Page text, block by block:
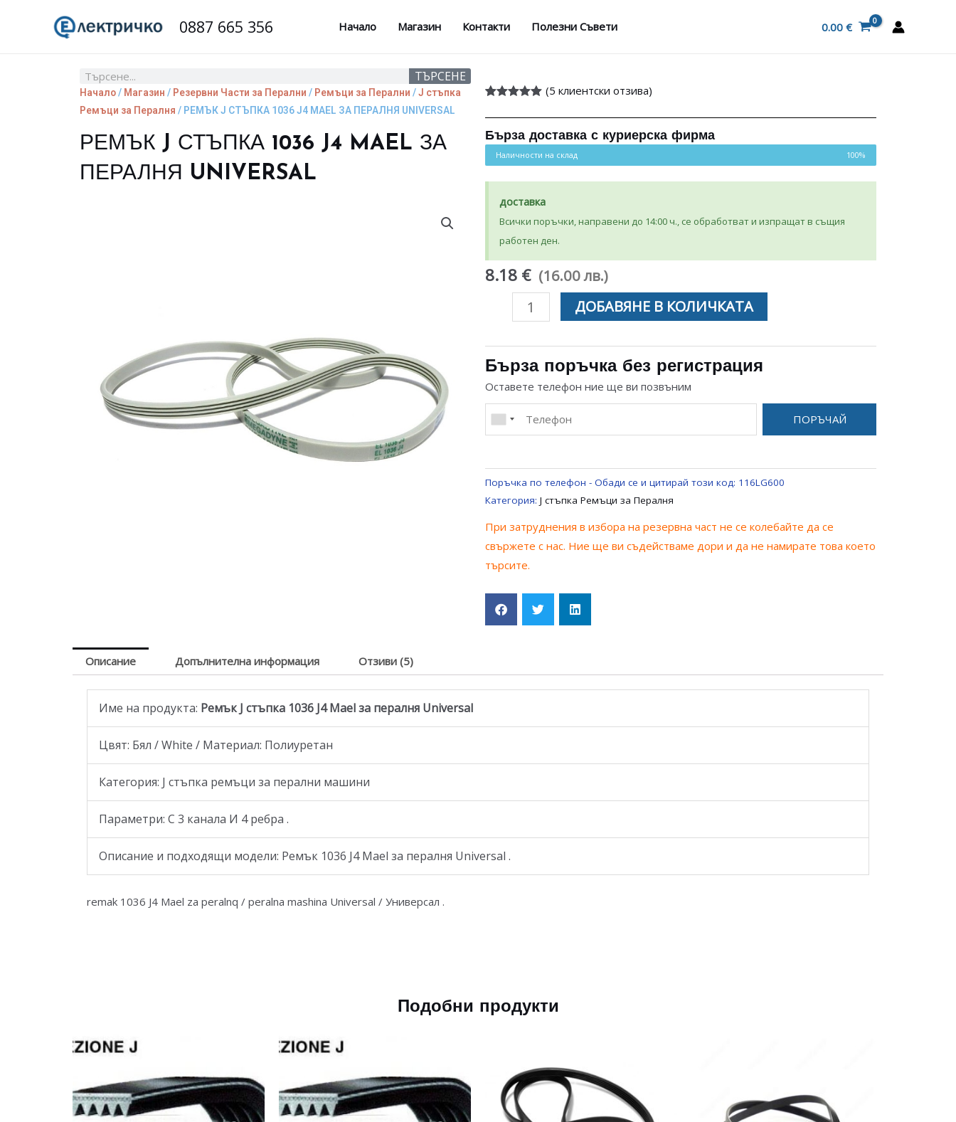
0887 665 356 Начало Магазин Контакти Полезни Съвети 0.00 €
Search ТЪРСЕНЕ
Начало/ Магазин / Резервни Части за Перални / Ремъци за Перални /J стъпка
Ремъци за Пералня / РЕМЪК J СТЪПКА 1036 J4 MAEL ЗА ПЕРАЛНЯ UNIVERSAL
РЕМЪК J СТЪПКА 1036 J4 MAEL ЗА
ПЕРАЛНЯ UNIVERSAL
от 5,
потребителски
(5 клиентски отзива)
Бърза доставка с куриерска фирма
Наличности на склад 100%
доставка
Всички поръчки, направени до 14:00 ч., се обработват и изпращат в същия
работен ден.
8.18 € (16.00 лв.)
количество
J
СТЪПКА
J4
MAEL
ДОБАВЯНЕ В КОЛИЧКАТА
Бърза поръчка без регистрация
Оставете телефон ние ще ви позвъним
ПОРЪЧАЙ
Поръчка по телефон - Обади се и цитирай този код: 116LG600
Категория: J стъпка Ремъци за Пералня
При затруднения в избора на резервна част не се колебайте да се
свържете с нас. Ние ще ви съдействаме дори и да не намирате това което
търсите.
Описание Допълнителна информация Отзиви (5)
Име на продукта: Ремък J стъпка 1036 J4 Mael за пералня Universal
Цвят: Бял / White / Материал: Полиуретан
Категория: J стъпка ремъци за перални машини
Параметри: С 3 канала И 4 ребра .
Описание и подходящи модели: Ремък 1036 J4 Mаеl за пералня Universal .
remak 1036 J4 Mаеl za peralnq / peralna mashina Universal / Универсал .
Подобни продукти